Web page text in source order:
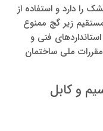
را دارد و استفاده از
زیر گچ ممنوع
فنی و
مقررات ملی ساختمان
1 افشان سیم و کابل